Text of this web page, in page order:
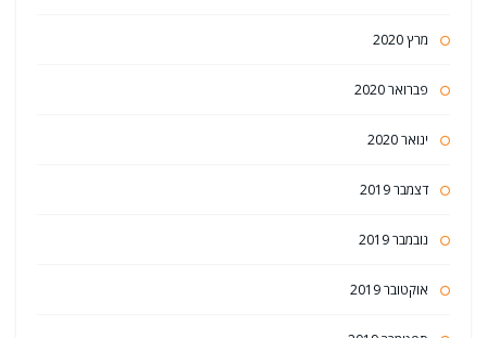
מרץ 2020
פברואר 2020
ינואר 2020
דצמבר 2019
נובמבר 2019
אוקטובר 2019